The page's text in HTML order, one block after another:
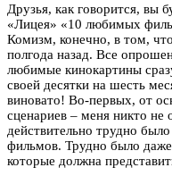
Друзья, как говорится, вы
«Лицея» «10 любимых
Комизм, конечно, в том,
полгода назад. Все
любимые кинокартины
своей десятки на шесть
виновато! Во-первых, от
сценариев – меня никто не
действительно трудно
фильмов. Трудно было даже
которые должна